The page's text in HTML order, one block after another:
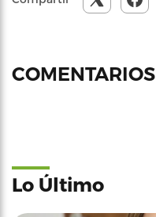
COMENTARIOS
Lo Último